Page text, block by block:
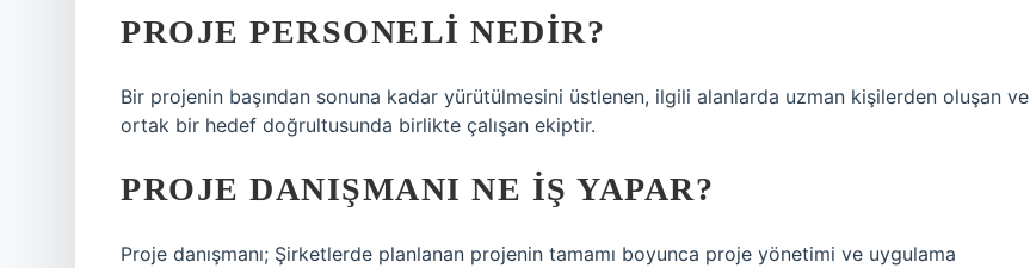
PROJE PERSONELI NEDIR?
Bir projenin başından sonuna kadar yürütülmesini üstlenen, ilgili alanlarda uzman kişilerden oluşan ve
ortak bir hedef doğrultusunda birlikte çalışan ekiptir.
PROJE DANIŞMANI NE IŞ YAPAR?
Proje danışmanı; Şirketlerde planlanan projenin tamamı boyunca proje yönetimi ve uygulama